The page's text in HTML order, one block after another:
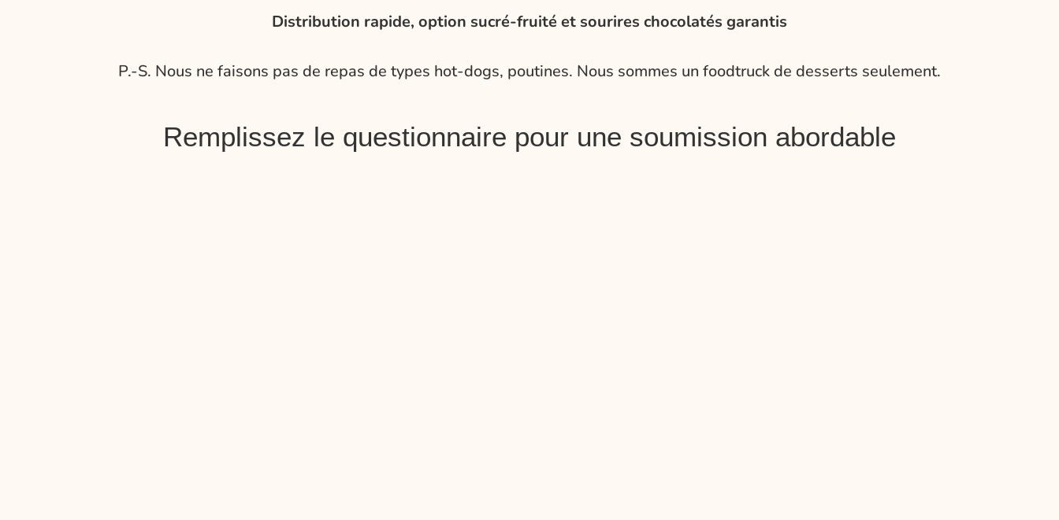
Distribution rapide, option sucré-fruité et sourires chocolatés garantis
P.-S. Nous ne faisons pas de repas de types hot-dogs, poutines. Nous sommes un foodtruck de desserts seulement.
Remplissez le questionnaire pour une soumission abordable